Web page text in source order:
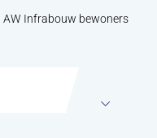
AW Infrabouw bewoners